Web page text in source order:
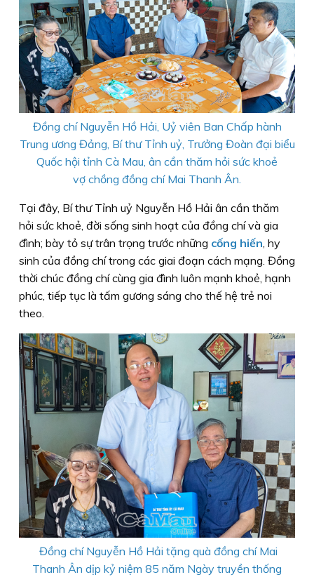
Đồng chí Nguyễn Hồ Hải, Uỷ viên Ban Chấp hành
Trung ương Đảng, Bí thư Tỉnh uỷ, Trưởng Đoàn đại biểu
Quốc hội tỉnh Cà Mau, ân cần thăm hỏi sức khoẻ
vợ chồng đồng chí Mai Thanh Ân.
Tại đây, Bí thư Tỉnh uỷ Nguyễn Hồ Hải ân cần thăm
hỏi sức khoẻ, đời sống sinh hoạt của đồng chí và gia
đình; bày tỏ sự trân trọng trước những cống hiến, hy
sinh của đồng chí trong các giai đoạn cách mạng. Đồng
thời chúc đồng chí cùng gia đình luôn mạnh khoẻ, hạnh
phúc, tiếp tục là tấm gương sáng cho thế hệ trẻ noi
theo.
Đồng chí Nguyễn Hồ Hải tặng quà đồng chí Mai
Thanh Ân dịp kỷ niệm 85 năm Ngày truyền thống